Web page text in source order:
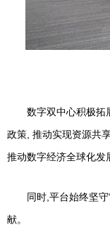
数字双中心积极拓
政策, 推动实现资源共
推动数字经济全球化发
同时,平台始终坚
献。